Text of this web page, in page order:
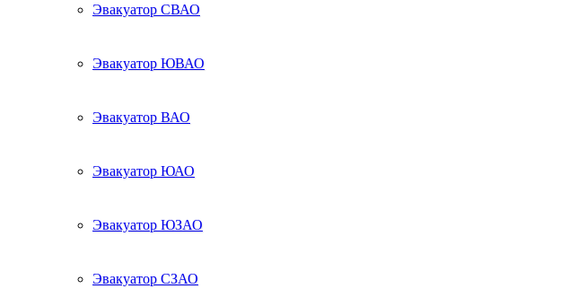
Эвакуатор СВАО
Эвакуатор ЮВАО
Эвакуатор ВАО
Эвакуатор ЮАО
Эвакуатор ЮЗАО
Эвакуатор СЗАО